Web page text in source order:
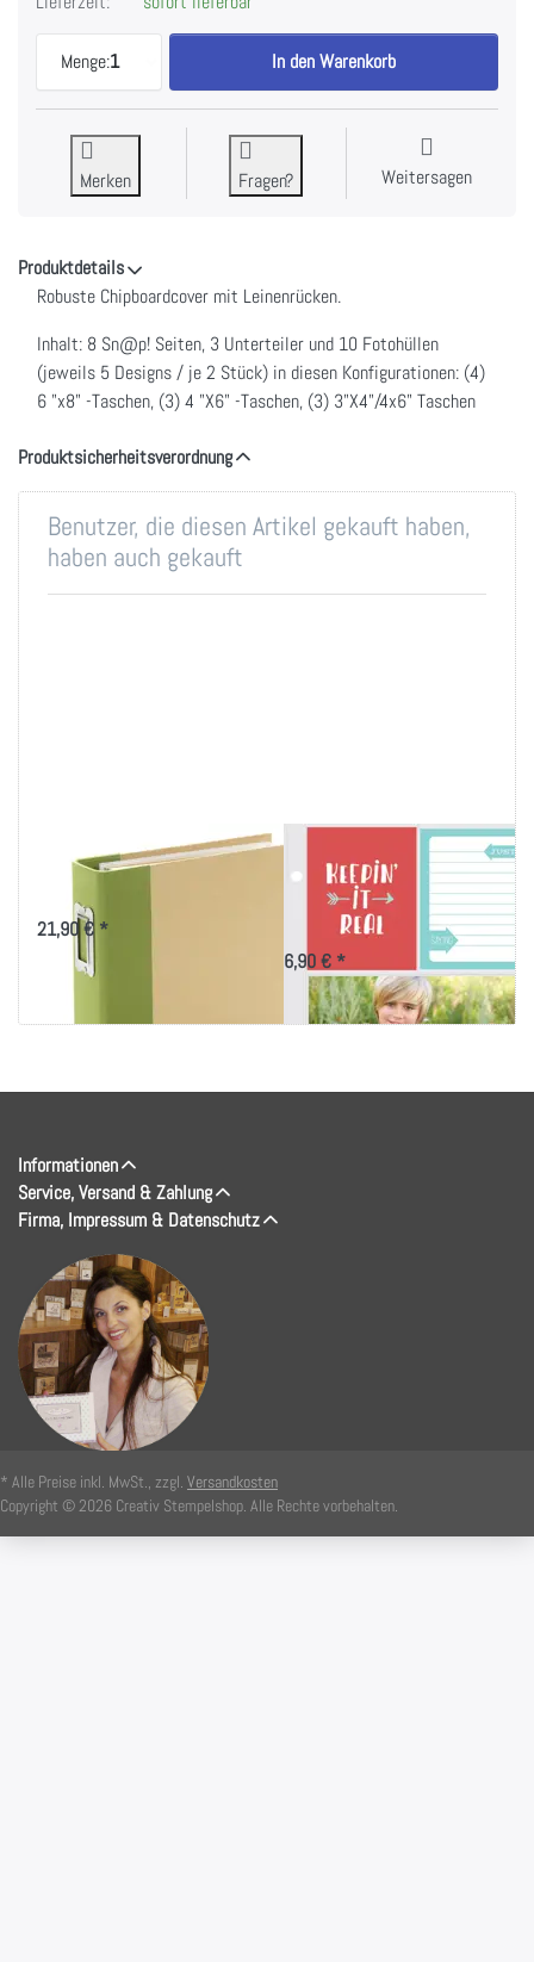
Menge:1
Sn@p! Album Blush by Simple Stories zu 21,90 €,
In den Warenkorb
Merken Fragen? Weitersagen
Produktdetails
Robuste Chipboardcover mit Leinenrücken.
Inhalt: 8 Sn@p! Seiten, 3 Unterteiler und 10 Fotohüllen
(jeweils 5 Designs / je 2 Stück) in diesen Konfigurationen: (4)
6 "x8" -Taschen, (3) 4 "X6" -Taschen, (3) 3"X4"/4x6" Taschen
Produktsicherheitsverordnung
Benutzer, die diesen Artikel gekauft haben,
haben auch gekauft
Sn@p! Album Grün
21,90 € *
Sn@p! Insta-Pocket
Pages 3x4/4x6 by
Simple Stories
6,90 € *
Informationen
Service, Versand & Zahlung
Firma, Impressum & Datenschutz
* Alle Preise inkl. MwSt., zzgl. Versandkosten
Copyright © 2026 Creativ Stempelshop. Alle Rechte vorbehalten.